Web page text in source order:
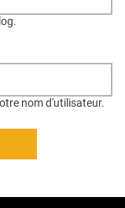
nom d'utilisateur.